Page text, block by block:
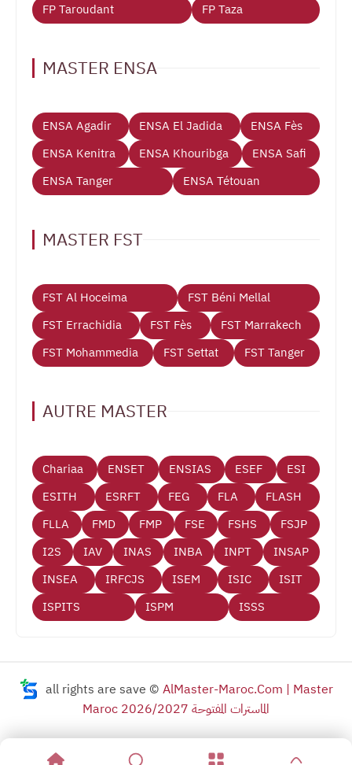
FP Taroudant
FP Taza
MASTER ENSA
ENSA Agadir ENSA El Jadida
ENSA Fès
ENSA Kenitra
ENSA Khouribga
ENSA Safi
ENSA Tanger
ENSA Tétouan
MASTER FST
FST Al Hoceima
FST Béni Mellal
FST Errachidia
FST Fès
FST Marrakech
FST Mohammedia
FST Settat FST Tanger
AUTRE MASTER
Chariaa ENSET ENSIAS ESEF
ESI
ESITH
ESRFT FEG FLA
FLASH
FLLA
FMD FMP FSE FSHS
FSJP
I2S
IAV INAS INBA INPT
INSAP
INSEA
IRFCJS ISEM ISIC
ISIT
ISPITS
ISPM ISSS
all rights are save © AlMaster-Maroc.Com | Master
Maroc 2026/2027 الماسترات المفتوحة